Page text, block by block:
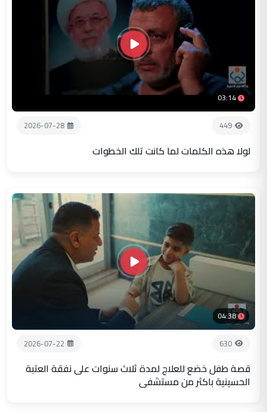
03:14
449
2026-07-28
لولا هذه الكلمات لما كانت تلك الخطوات
04:38
630
2026-07-22
قصة طفل خضع للعلاج لمدة ثلاث سنوات على نفقة العتبة
الحسينية باكثر من مستشفى